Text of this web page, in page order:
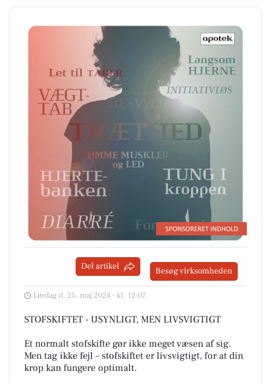
Del artikel Besøg virksomheden
Lørdag d. 25. maj 2024 - kl. 12:07
STOFSKIFTET - USYNLIGT, MEN LIVSVIGTIGT
Et normalt stofskifte gør ikke meget væsen af sig.
Men tag ikke fejl – stofskiftet er livsvigtigt, for at din
krop kan fungere optimalt.